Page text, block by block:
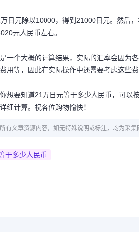
日元除以10000，得到21000日元。然后
元人民币左右。
一个大概的计算结果，实际的汇率会因为
用等，因此在实际操作中还需要考虑这些费
想要知道21万日元等于多少人民币，可以
细计算。祝各位购物愉快！
有文章资源内容，如无特殊说明或标注，均为采
于多少人民币